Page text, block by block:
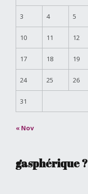
3 4 5
10 11 12
17 18 19
24 25 26
31
« Nov
gasphérique ?